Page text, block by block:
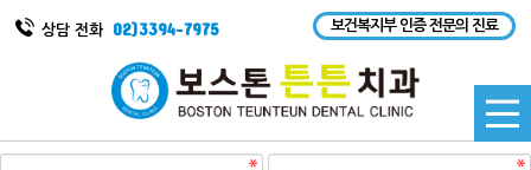
상담 전화 02)3394-7975 보건복지부 인증 전문의 진료